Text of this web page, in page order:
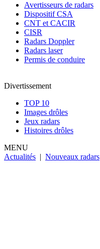
Avertisseurs de radars
Dispositif CSA
CNT et CACIR
CISR
Radars Doppler
Radars laser
Permis de conduire
Divertissement
TOP 10
Images drôles
Jeux radars
Histoires drôles
MENU
Actualités | Nouveaux radars